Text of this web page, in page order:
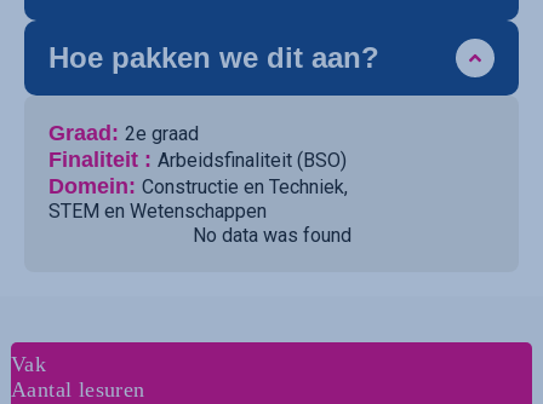
Hoe pakken we dit aan?
Graad: 2e graad
Finaliteit : Arbeidsfinaliteit (BSO)
Domein: Constructie en Techniek,
STEM en Wetenschappen
No data was found
Vak
Aantal lesuren